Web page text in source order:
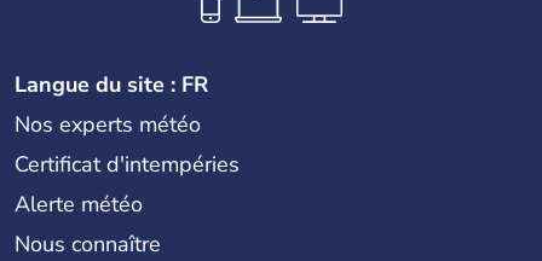
Langue du site : FR
Nos experts météo
Certificat d'intempéries
Alerte météo
Nous connaître